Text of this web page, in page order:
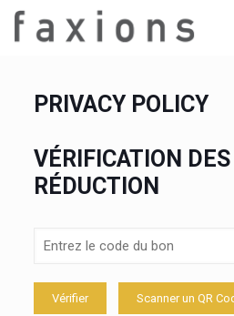
PRIVACY POLICY
VÉRIFICATION
RÉDUCTION
Vérifier Scanner un QR